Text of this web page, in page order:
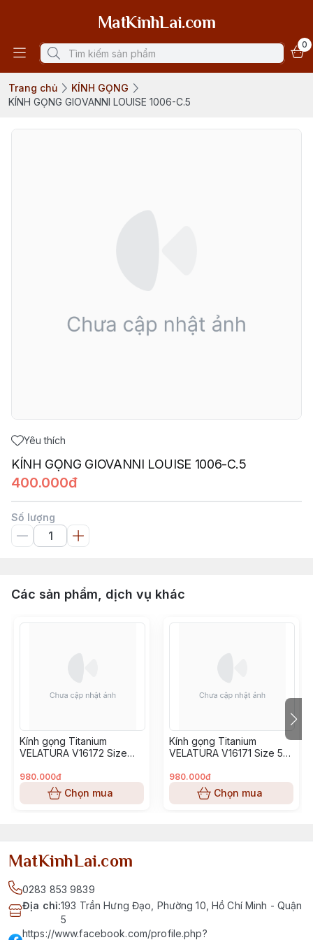
MatKinhLai.com
0
Trang chủ
KÍNH GỌNG
KÍNH GỌNG GIOVANNI LOUISE 1006-C.5
Yêu thích
KÍNH GỌNG GIOVANNI LOUISE 1006-C.5
400.000đ
Số lượng
Các sản phẩm, dịch vụ khác
Kính gọng Titanium
VELATURA V16172 Size
980.000đ
Chọn mua
Kính gọng Titanium
VELATURA V16171 Size 53-
980.000đ
Chọn mua
MatKinhLai.com
0283 853 9839
Địa chỉ:193 Trần Hưng Đạo, Phường 10, Hồ Chí Minh - Quận
5
https://www.facebook.com/profile.php?